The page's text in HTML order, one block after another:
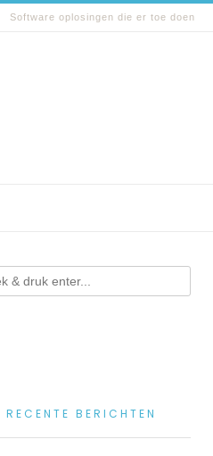
Software oplosingen die er toe doen
RECENTE BERICHTEN